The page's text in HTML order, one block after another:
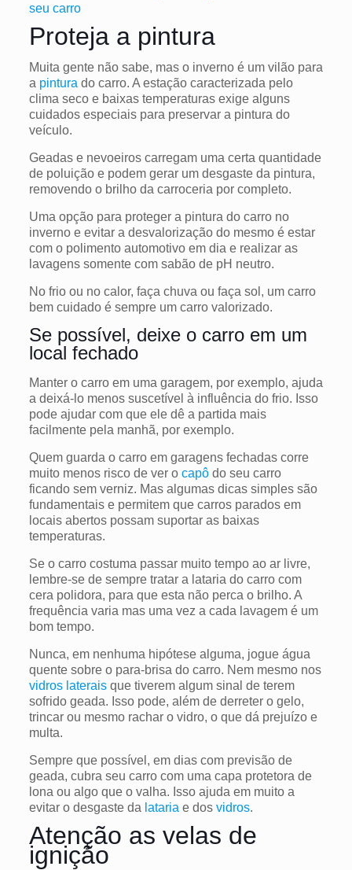
seu carro
Proteja a pintura
Muita gente não sabe, mas o inverno é um vilão para
a pintura do carro. A estação caracterizada pelo
clima seco e baixas temperaturas exige alguns
cuidados especiais para preservar a pintura do
veículo.
Geadas e nevoeiros carregam uma certa quantidade
de poluição e podem gerar um desgaste da pintura,
removendo o brilho da carroceria por completo.
Uma opção para proteger a pintura do carro no
inverno e evitar a desvalorização do mesmo é estar
com o polimento automotivo em dia e realizar as
lavagens somente com sabão de pH neutro.
No frio ou no calor, faça chuva ou faça sol, um carro
bem cuidado é sempre um carro valorizado.
Se possível, deixe o carro em um
local fechado
Manter o carro em uma garagem, por exemplo, ajuda
a deixá-lo menos suscetível à influência do frio. Isso
pode ajudar com que ele dê a partida mais
facilmente pela manhã, por exemplo.
Quem guarda o carro em garagens fechadas corre
muito menos risco de ver o capôdo seu carro
ficando sem verniz. Mas algumas dicas simples são
fundamentais e permitem que carros parados em
locais abertos possam suportar as baixas
temperaturas.
Se o carro costuma passar muito tempo ao ar livre,
lembre-se de sempre tratar a lataria do carro com
cera polidora, para que esta não perca o brilho. A
frequência varia mas uma vez a cada lavagem é um
bom tempo.
Nunca, em nenhuma hipótese alguma, jogue água
quente sobre o para-brisa do carro. Nem mesmo nos
vidros lateraisque tiverem algum sinal de terem
sofrido geada. Isso pode, além de derreter o gelo,
trincar ou mesmo rachar o vidro, o que dá prejuízo e
multa.
Sempre que possível, em dias com previsão de
geada, cubra seu carro com uma capa protetora de
lona ou algo que o valha. Isso ajuda em muito a
evitar o desgaste da lataria e dos vidros.
Atenção as velas de
ignição